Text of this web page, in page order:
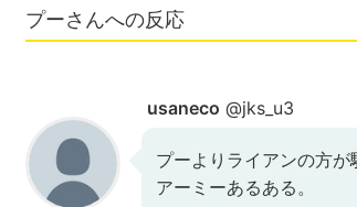
プーさんへの反応
usaneco @jks_u3
プーよりライアンの方が
アーミーあるある。